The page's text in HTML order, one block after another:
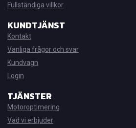
Fullständiga villkor
KUNDTJÄNST
Kontakt
Vanliga frågor och svar
Kundvagn
Login
TJÄNSTER
Motoroptimering
Vad vi erbjuder